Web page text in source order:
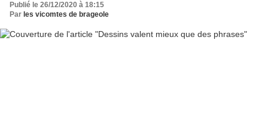
Publié le 26/12/2020 à 18:15
Par les vicomtes de brageole